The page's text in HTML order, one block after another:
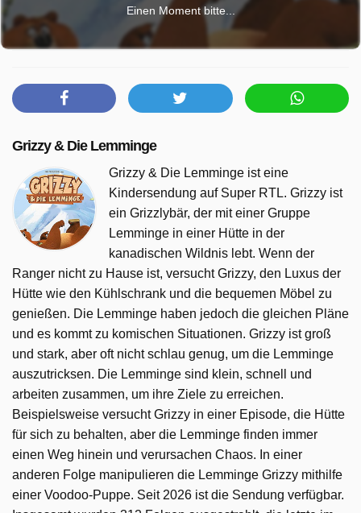
Einen Moment bitte...
Grizzy & Die Lemminge
Grizzy & Die Lemminge ist eine
Kindersendung auf Super RTL. Grizzy ist
ein Grizzlybär, der mit einer Gruppe
Lemminge in einer Hütte in der
kanadischen Wildnis lebt. Wenn der
Ranger nicht zu Hause ist, versucht Grizzy, den Luxus der
Hütte wie den Kühlschrank und die bequemen Möbel zu
genießen. Die Lemminge haben jedoch die gleichen Pläne
und es kommt zu komischen Situationen. Grizzy ist groß
und stark, aber oft nicht schlau genug, um die Lemminge
auszutricksen. Die Lemminge sind klein, schnell und
arbeiten zusammen, um ihre Ziele zu erreichen.
Beispielsweise versucht Grizzy in einer Episode, die Hütte
für sich zu behalten, aber die Lemminge finden immer
einen Weg hinein und verursachen Chaos. In einer
anderen Folge manipulieren die Lemminge Grizzy mithilfe
einer Voodoo-Puppe. Seit 2026 ist die Sendung verfügbar.